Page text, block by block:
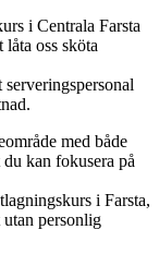
i Centrala Farsta
oss sköta
med både
kan fokusera på
i Farsta,
personlig